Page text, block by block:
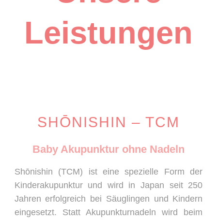
Leistungen
SHŌNISHIN – TCM
Baby Akupunktur ohne Nadeln
Shōnishin (TCM) ist eine spezielle Form der
Kinderakupunktur und wird in Japan seit 250
Jahren erfolgreich bei Säuglingen und Kindern
eingesetzt. Statt Akupunkturnadeln wird beim